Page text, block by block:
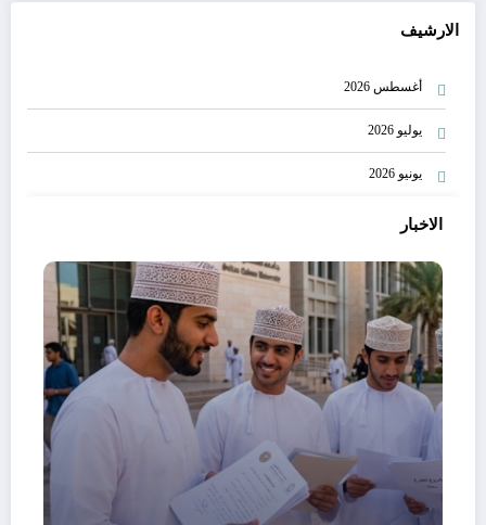
الارشيف
أغسطس 2026
يوليو 2026
يونيو 2026
الاخبار